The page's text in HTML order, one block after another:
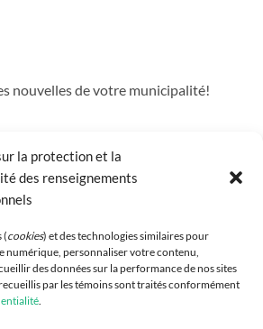
la protection et la
des renseignements
(cookies) et des technologies similaires pour
numérique, personnaliser votre contenu,
des données sur la performance de nos sites
par les témoins sont traités conformément
nouvelles de votre municipalité!